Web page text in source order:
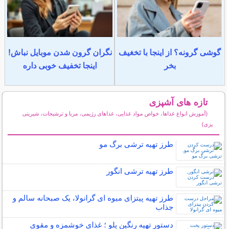
گوشی گرونه؟ از اینجا با تخغیف
بخر
نگران گرون شدن موبایل نباش!
اینجا تخفیف خوبی داره
تازه های آشپزی
(آموزش انواع غذاها، خواص مواد غذایی، غذاهای رژیمی، مربا و ترشیجات، شیرینی
پزی)
طرز تهیه ترشی برگ مو
طرز تهیه ترشی انگور
طرز تهیه پیتزای میوه ای گرانولا، یک صبحانه سالم و
جذاب
دستور تهیه رنگین پلو ؛ غذای خوشمزه و مقوی